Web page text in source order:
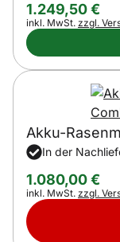
1.249,50€
Steuerhinweis:
inkl. MwSt. zzgl.
Akku-
In der
1.080,00€
Steuerhinweis:
inkl. MwSt. zzgl.